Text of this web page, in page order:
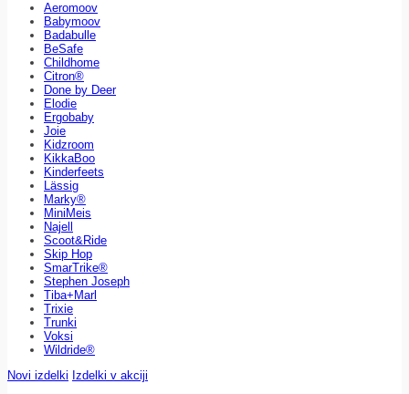
Aeromoov
Babymoov
Badabulle
BeSafe
Childhome
Citron®
Done by Deer
Elodie
Ergobaby
Joie
Kidzroom
KikkaBoo
Kinderfeets
Lässig
Marky®
MiniMeis
Najell
Scoot&Ride
Skip Hop
SmarTrike®
Stephen Joseph
Tiba+Marl
Trixie
Trunki
Voksi
Wildride®
Novi izdelki Izdelki v akciji